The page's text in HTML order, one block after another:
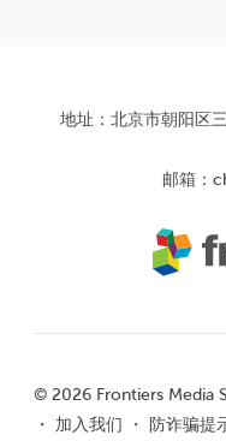
地址：北京市朝阳区
邮箱：
© 2026 Frontiers Media
・ 加入我们 ・ 防诈骗提